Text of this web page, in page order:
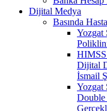
Dijital Medya
Basında
Yozgat
HIMSS
Dijital
İsmail
Yozgat
Double